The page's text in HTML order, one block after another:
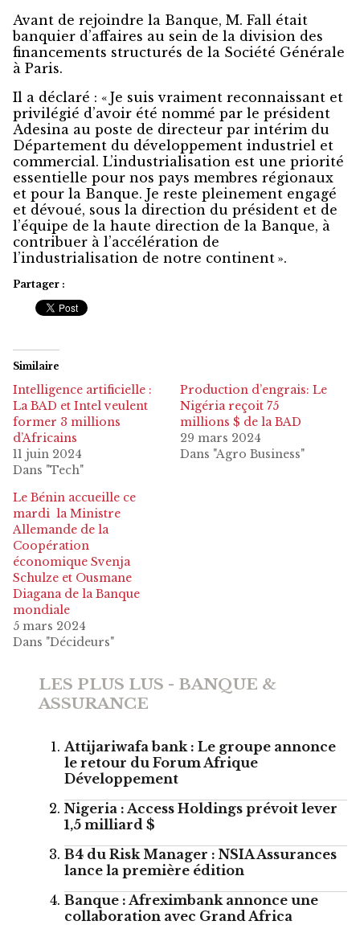
Avant de rejoindre la Banque, M. Fall était
banquier d’affaires au sein de la division des
financements structurés de la Société Générale
à Paris.
Il a déclaré : « Je suis vraiment reconnaissant et
privilégié d’avoir été nommé par le président
Adesina au poste de directeur par intérim du
Département du développement industriel et
commercial. L’industrialisation est une priorité
essentielle pour nos pays membres régionaux
et pour la Banque. Je reste pleinement engagé
et dévoué, sous la direction du président et de
l’équipe de la haute direction de la Banque, à
contribuer à l’accélération de
l’industrialisation de notre continent ».
Partager :
Similaire
Intelligence artificielle :
La BAD et Intel veulent
former 3 millions
d’Africains
11 juin 2024
Dans "Tech"
Production d’engrais: Le
Nigéria reçoit 75
millions $ de la BAD
29 mars 2024
Dans "Agro Business"
Le Bénin accueille ce
mardi la Ministre
Allemande de la
Coopération
économique Svenja
Schulze et Ousmane
Diagana de la Banque
mondiale
5 mars 2024
Dans "Décideurs"
LES PLUS LUS - BANQUE &
ASSURANCE
Attijariwafa bank : Le groupe annonce
le retour du Forum Afrique
Développement
Nigeria : Access Holdings prévoit lever
1,5 milliard $
B4 du Risk Manager : NSIA Assurances
lance la première édition
Banque : Afreximbank annonce une
collaboration avec Grand Africa